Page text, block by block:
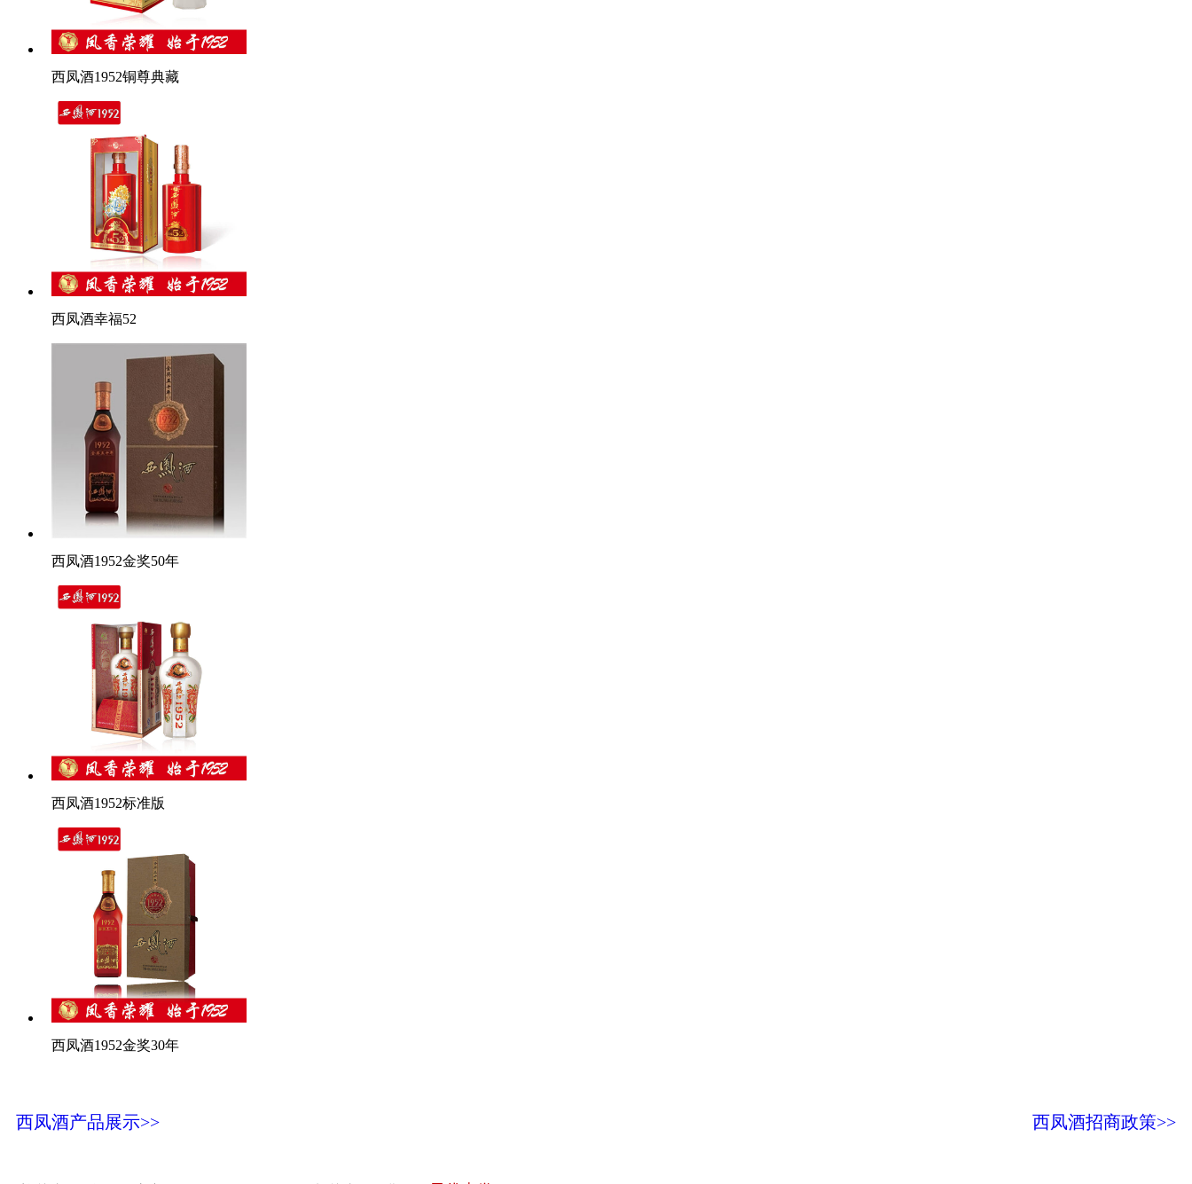
西凤酒1952铜尊典藏
西凤酒幸福52
西凤酒1952金奖50年
西凤酒1952标准版
西凤酒1952金奖30年
西凤酒产品展示>> 西凤酒招商政策>>